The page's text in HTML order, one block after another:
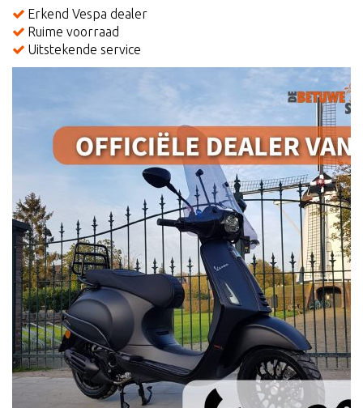
Erkend Vespa dealer
Ruime voorraad
Uitstekende service